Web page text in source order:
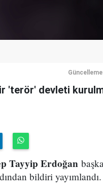
'terör' devleti
Tayyip Erdoğan
bildiri yayımlandı.